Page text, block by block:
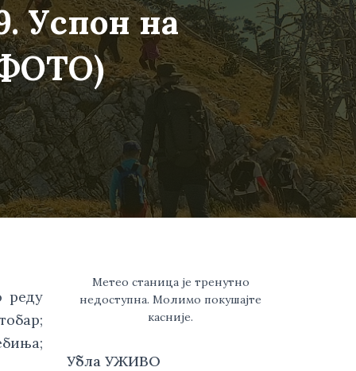
Успон на
реду
Метео станица је тренутно
недоступна. Молимо покушајте
касније.
Убла УЖИВО